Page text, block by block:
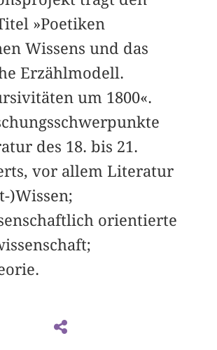
»Poetiken
Wissens und das
Erzählmodell.
um 1800«.
des 18. bis 21.
vor allem Literatur
)Wissen;
orientierte